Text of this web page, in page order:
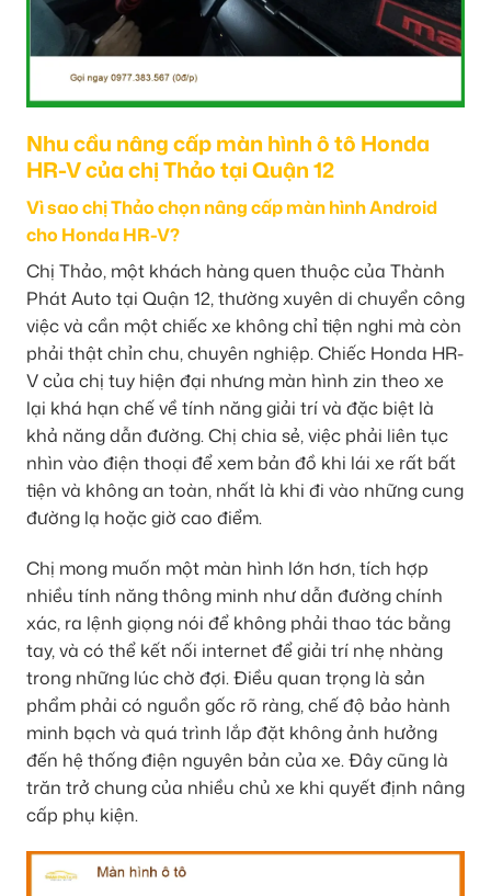
Nhu cầu nâng cấp màn hình ô tô Honda
HR-V của chị Thảo tại Quận 12
Vì sao chị Thảo chọn nâng cấp màn hình Android
cho Honda HR-V?
Chị Thảo, một khách hàng quen thuộc của Thành
Phát Auto tại Quận 12, thường xuyên di chuyển công
việc và cần một chiếc xe không chỉ tiện nghi mà còn
phải thật chỉn chu, chuyên nghiệp. Chiếc Honda HR-
V của chị tuy hiện đại nhưng màn hình zin theo xe
lại khá hạn chế về tính năng giải trí và đặc biệt là
khả năng dẫn đường. Chị chia sẻ, việc phải liên tục
nhìn vào điện thoại để xem bản đồ khi lái xe rất bất
tiện và không an toàn, nhất là khi đi vào những cung
đường lạ hoặc giờ cao điểm.
Chị mong muốn một màn hình lớn hơn, tích hợp
nhiều tính năng thông minh như dẫn đường chính
xác, ra lệnh giọng nói để không phải thao tác bằng
tay, và có thể kết nối internet để giải trí nhẹ nhàng
trong những lúc chờ đợi. Điều quan trọng là sản
phẩm phải có nguồn gốc rõ ràng, chế độ bảo hành
minh bạch và quá trình lắp đặt không ảnh hưởng
đến hệ thống điện nguyên bản của xe. Đây cũng là
trăn trở chung của nhiều chủ xe khi quyết định nâng
cấp phụ kiện.